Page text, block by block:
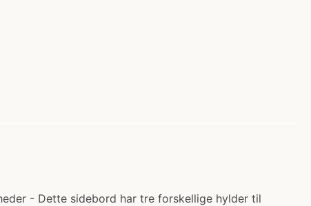
- Dette sidebord har tre forskellige hylder til